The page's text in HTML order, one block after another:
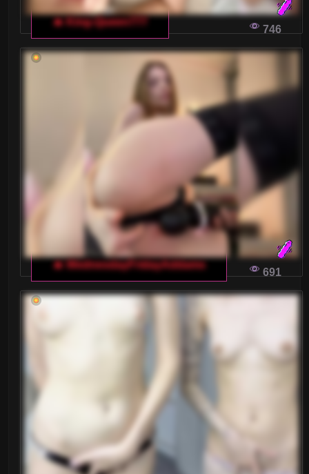
🔥 King-Queen777
746
🔥 WednesdayFridayAddams
691